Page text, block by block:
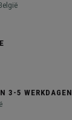
3-5 WERKDAGEN